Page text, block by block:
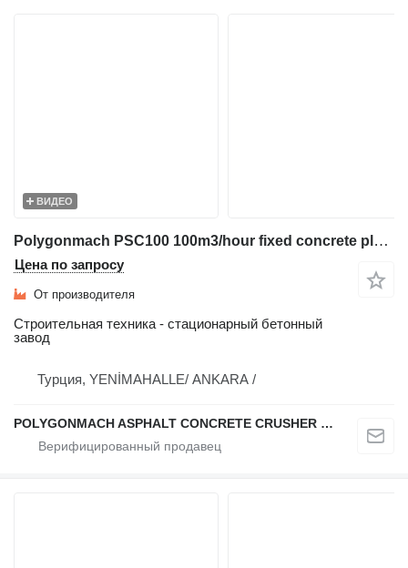
ВИДЕО
Polygonmach PSC100 100m3/hour fixed concrete plant
Цена по запросу
От производителя
Строительная техника - стационарный бетонный
завод
Турция, YENİMAHALLE/ ANKARA /
POLYGONMACH ASPHALT CONCRETE CRUSHER SYSTEMS